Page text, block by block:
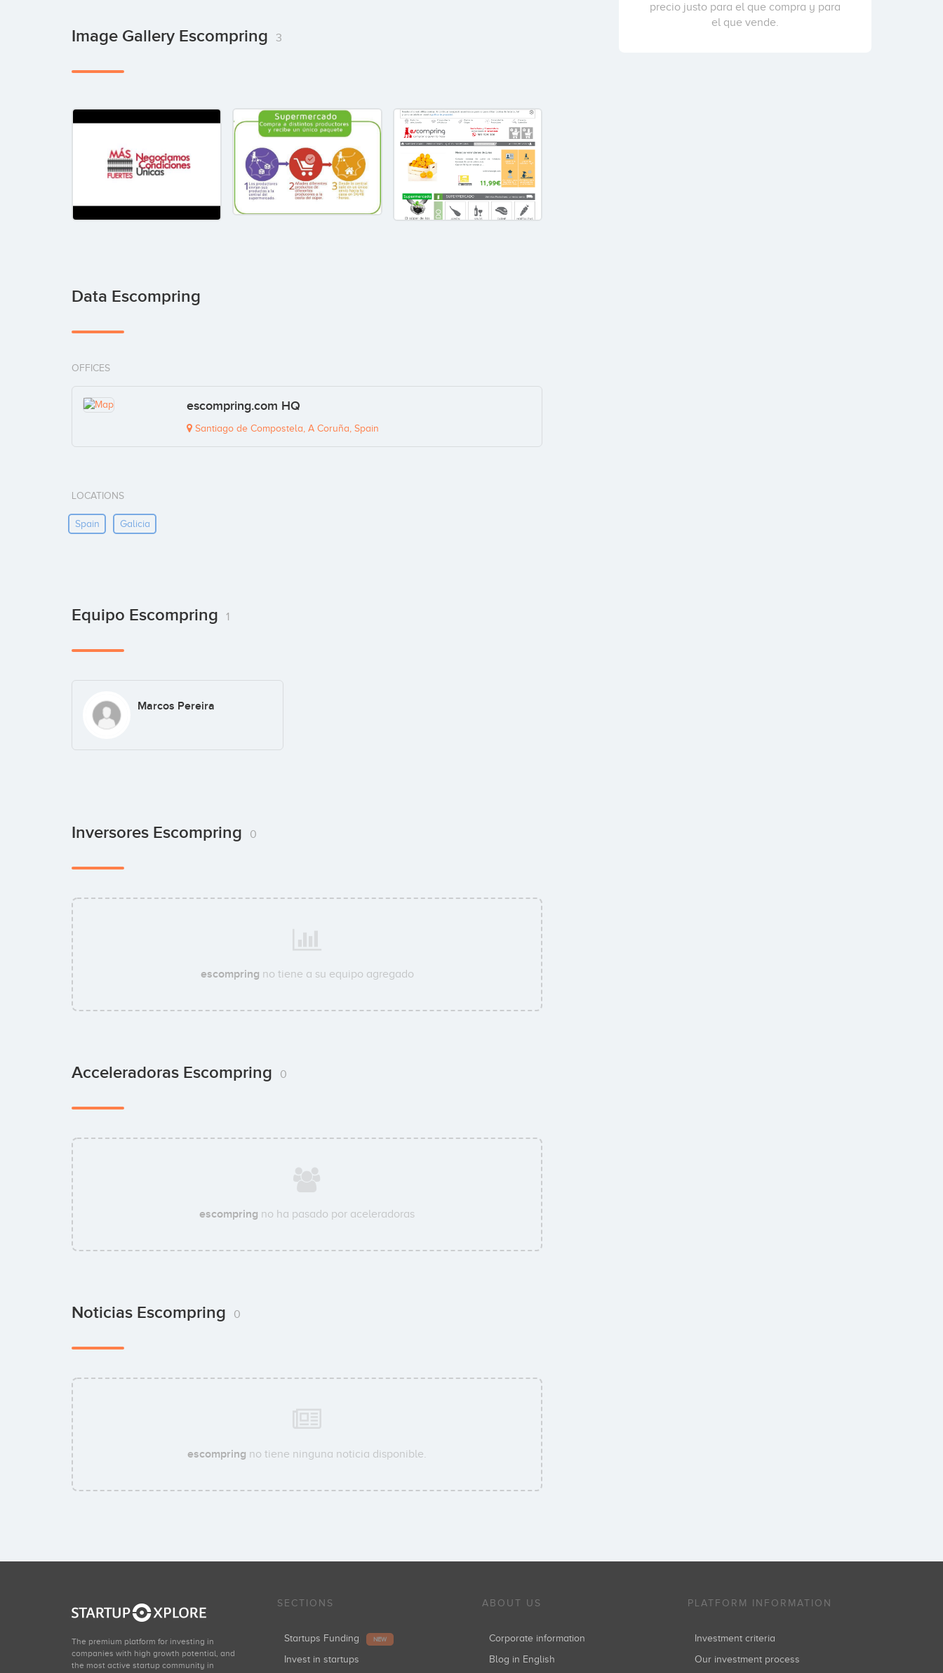
Image Gallery Escompring 3
Data Escompring
OFFICES
escompring.com HQ
Santiago de Compostela, A Coruña, Spain
LOCATIONS
Spain Galicia
Equipo Escompring 1
Marcos Pereira
Inversores Escompring 0
escompring no tiene a su equipo agregado
Acceleradoras Escompring 0
escompring no ha pasado por aceleradoras
Noticias Escompring 0
escompring no tiene ninguna noticia disponible.
precio justo para el que compra y para
el que vende.
The premium platform for investing in
companies with high growth potential, and
the most active startup community in
SECTIONS
Startups Funding NEW
Invest in startups
ABOUT US
Corporate information
Blog in English
PLATFORM INFORMATION
Investment criteria
Our investment process